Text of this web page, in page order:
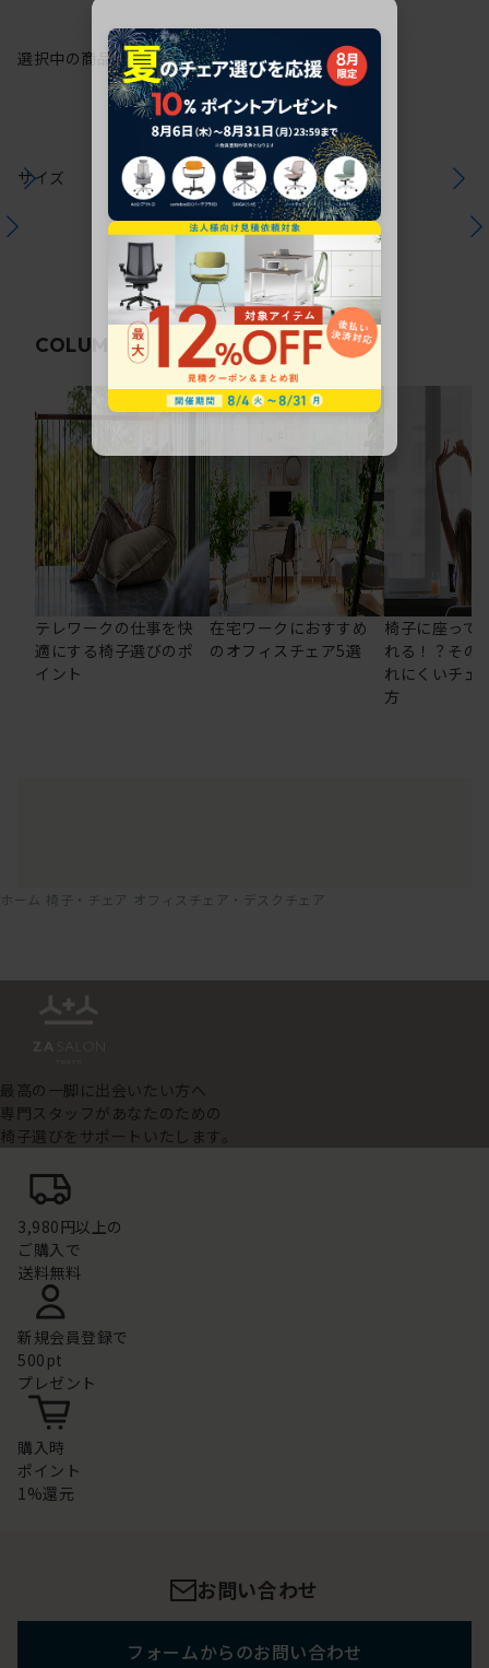
選択中の商品情報保証注意事項
サイズ
COLUMN 関連コラム
テレワークの仕事を快
適にする椅子選びのポ
イント
在宅ワークにおすすめ
のオフィスチェア5選
椅子に座って
れる！？その
れにくいチェ
方
ホーム 椅子・チェア オフィスチェア・デスクチェア
最高の一脚に出会いたい方へ
専門スタッフがあなたのための
椅子選びをサポートいたします。
3,980円以上の
ご購入で
送料無料
新規会員登録で
500pt
プレゼント
購入時
ポイント
1%還元
お問い合わせ
フォームからのお問い合わせ